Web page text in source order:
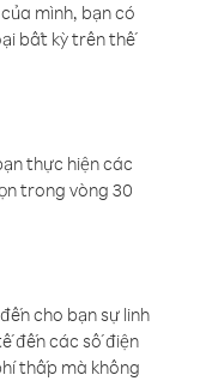
mình, bạn có
bất kỳ trên thế
thực hiện các
trong vòng 30
cho bạn sự linh
đến các số điện
thấp mà không